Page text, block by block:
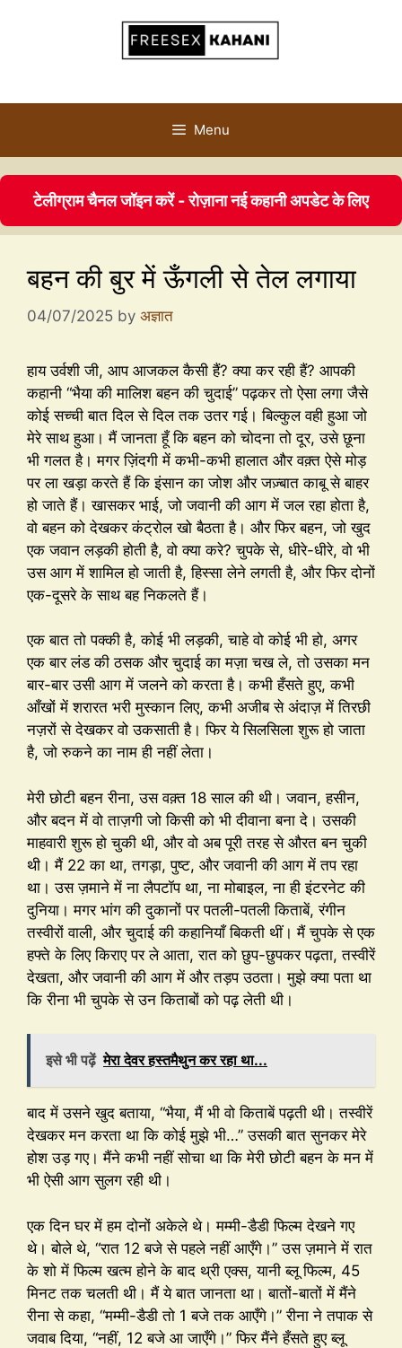
Menu
टेलीग्राम चैनल जॉइन करें - रोज़ाना नई कहानी अपडेट के लिए
बहन की बुर में ऊँगली से तेल लगाया
04/07/2025 by अज्ञात
हाय उर्वशी जी, आप आजकल कैसी हैं? क्या कर रही हैं? आपकी
कहानी “भैया की मालिश बहन की चुदाई” पढ़कर तो ऐसा लगा जैसे
कोई सच्ची बात दिल से दिल तक उतर गई। बिल्कुल वही हुआ जो
मेरे साथ हुआ। मैं जानता हूँ कि बहन को चोदना तो दूर, उसे छूना
भी गलत है। मगर ज़िंदगी में कभी-कभी हालात और वक़्त ऐसे मोड़
पर ला खड़ा करते हैं कि इंसान का जोश और जज़्बात काबू से बाहर
हो जाते हैं। खासकर भाई, जो जवानी की आग में जल रहा होता है,
वो बहन को देखकर कंट्रोल खो बैठता है। और फिर बहन, जो खुद
एक जवान लड़की होती है, वो क्या करे? चुपके से, धीरे-धीरे, वो भी
उस आग में शामिल हो जाती है, हिस्सा लेने लगती है, और फिर दोनों
एक-दूसरे के साथ बह निकलते हैं।
एक बात तो पक्की है, कोई भी लड़की, चाहे वो कोई भी हो, अगर
एक बार लंड की ठसक और चुदाई का मज़ा चख ले, तो उसका मन
बार-बार उसी आग में जलने को करता है। कभी हँसते हुए, कभी
आँखों में शरारत भरी मुस्कान लिए, कभी अजीब से अंदाज़ में तिरछी
नज़रों से देखकर वो उकसाती है। फिर ये सिलसिला शुरू हो जाता
है, जो रुकने का नाम ही नहीं लेता।
मेरी छोटी बहन रीना, उस वक़्त 18 साल की थी। जवान, हसीन,
और बदन में वो ताज़गी जो किसी को भी दीवाना बना दे। उसकी
माहवारी शुरू हो चुकी थी, और वो अब पूरी तरह से औरत बन चुकी
थी। मैं 22 का था, तगड़ा, पुष्ट, और जवानी की आग में तप रहा
था। उस ज़माने में ना लैपटॉप था, ना मोबाइल, ना ही इंटरनेट की
दुनिया। मगर भांग की दुकानों पर पतली-पतली किताबें, रंगीन
तस्वीरों वाली, और चुदाई की कहानियाँ बिकती थीं। मैं चुपके से एक
हफ्ते के लिए किराए पर ले आता, रात को छुप-छुपकर पढ़ता, तस्वीरें
देखता, और जवानी की आग में और तड़प उठता। मुझे क्या पता था
कि रीना भी चुपके से उन किताबों को पढ़ लेती थी।
इसे भी पढ़ें मेरा देवर हस्तमैथुन कर रहा था...
बाद में उसने खुद बताया, “भैया, मैं भी वो किताबें पढ़ती थी। तस्वीरें
देखकर मन करता था कि कोई मुझे भी…” उसकी बात सुनकर मेरे
होश उड़ गए। मैंने कभी नहीं सोचा था कि मेरी छोटी बहन के मन में
भी ऐसी आग सुलग रही थी।
एक दिन घर में हम दोनों अकेले थे। मम्मी-डैडी फिल्म देखने गए
थे। बोले थे, “रात 12 बजे से पहले नहीं आएँगे।” उस ज़माने में रात
के शो में फिल्म खत्म होने के बाद थ्री एक्स, यानी ब्लू फिल्म, 45
मिनट तक चलती थी। मैं ये बात जानता था। बातों-बातों में मैंने
रीना से कहा, “मम्मी-डैडी तो 1 बजे तक आएँगे।” रीना ने तपाक से
जवाब दिया, “नहीं, 12 बजे आ जाएँगे।” फिर मैंने हँसते हुए ब्लू